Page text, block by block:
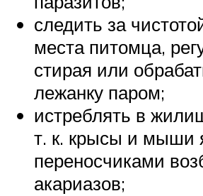
следить за
места питомца,
стирая или
лежанку паром;
истреблять в
т. к. крысы и мыши
переносчиками
акариазов;